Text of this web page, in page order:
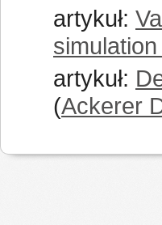
artykuł:
artykuł:
(Ackerer